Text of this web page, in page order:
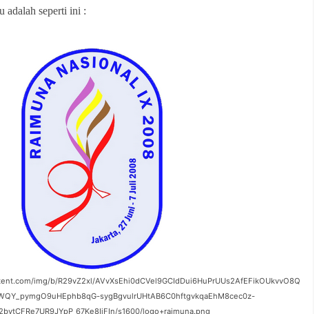
adalah seperti ini :
img/b/R29vZ2xl/AVvXsEhi0dCVel9GCIdDui6HuPrUUs2AfEFikOUkvvO8Q
sygBgvulrUHtAB6C0hftgvkqaEhM8cec0z-
s1600/logo+raimuna.png